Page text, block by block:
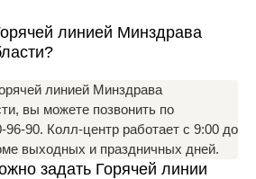
линией Минздрава
линией Минздрава
вы можете позвонить по
90. Колл-центр работает с 9:00 до
выходных и праздничных дней.
задать Горячей линии